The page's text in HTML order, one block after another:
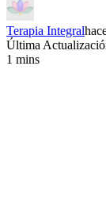
Terapia Integral
Última
1 mins